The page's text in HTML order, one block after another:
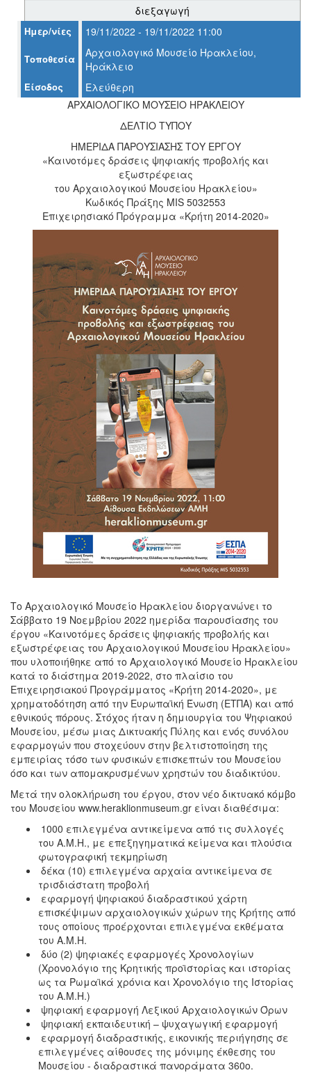
ΑΝΘΕΚΤΙΚΗ
διεξαγωγή
Ημερ/νίες 19/11/2022 - 19/11/2022 11:00
Τοποθεσία
Αρχαιολογικό Μουσείο Ηρακλείου,
Ηράκλειο
Είσοδος
Ελεύθερη
ΑΡΧΑΙΟΛΟΓΙΚΟ ΜΟΥΣΕΙΟ ΗΡΑΚΛΕΙΟΥ
ΔΕΛΤΙΟ ΤΥΠΟΥ
ΗΜΕΡΙΔΑ ΠΑΡΟΥΣΙΑΣΗΣ ΤΟΥ ΕΡΓΟΥ
«Καινοτόμες δράσεις ψηφιακής προβολής και
εξωστρέφειας
του Αρχαιολογικού Μουσείου Ηρακλείου»
Κωδικός Πράξης MIS 5032553
Επιχειρησιακό Πρόγραμμα «Κρήτη 2014-2020»
Το Αρχαιολογικό Μουσείο Ηρακλείου διοργανώνει το
Σάββατο 19 Νοεμβρίου 2022 ημερίδα παρουσίασης του
έργου «Καινοτόμες δράσεις ψηφιακής προβολής και
εξωστρέφειας του Αρχαιολογικού Μουσείου Ηρακλείου»
που υλοποιήθηκε από το Αρχαιολογικό Μουσείο Ηρακλείου
κατά το διάστημα 2019-2022, στο πλαίσιο του
Επιχειρησιακού Προγράμματος «Κρήτη 2014-2020», με
χρηματοδότηση από την Ευρωπαϊκή Ένωση (ΕΤΠΑ) και από
εθνικούς πόρους. Στόχος ήταν η δημιουργία του Ψηφιακού
Μουσείου, μέσω μιας Δικτυακής Πύλης και ενός συνόλου
εφαρμογών που στοχεύουν στην βελτιστοποίηση της
εμπειρίας τόσο των φυσικών επισκεπτών του Μουσείου
όσο και των απομακρυσμένων χρηστών του διαδικτύου.
Μετά την ολοκλήρωση του έργου, στον νέο δικτυακό κόμβο
του Μουσείου www.heraklionmuseum.gr είναι διαθέσιμα:
1000 επιλεγμένα αντικείμενα από τις συλλογές
του Α.Μ.Η., με επεξηγηματικά κείμενα και πλούσια
φωτογραφική τεκμηρίωση
δέκα (10) επιλεγμένα αρχαία αντικείμενα σε
τρισδιάστατη προβολή
εφαρμογή ψηφιακού διαδραστικού χάρτη
επισκέψιμων αρχαιολογικών χώρων της Κρήτης από
τους οποίους προέρχονται επιλεγμένα εκθέματα
του Α.Μ.Η.
δύο (2) ψηφιακές εφαρμογές Χρονολογίων
(Χρονολόγιο της Κρητικής προϊστορίας και ιστορίας
ως τα Ρωμαϊκά χρόνια και Χρονολόγιο της Ιστορίας
του Α.Μ.Η.)
ψηφιακή εφαρμογή Λεξικού Αρχαιολογικών Όρων
ψηφιακή εκπαιδευτική – ψυχαγωγική εφαρμογή
εφαρμογή διαδραστικής, εικονικής περιήγησης σε
επιλεγμένες αίθουσες της μόνιμης έκθεσης του
Μουσείου - διαδραστικά πανοράματα 360ο.